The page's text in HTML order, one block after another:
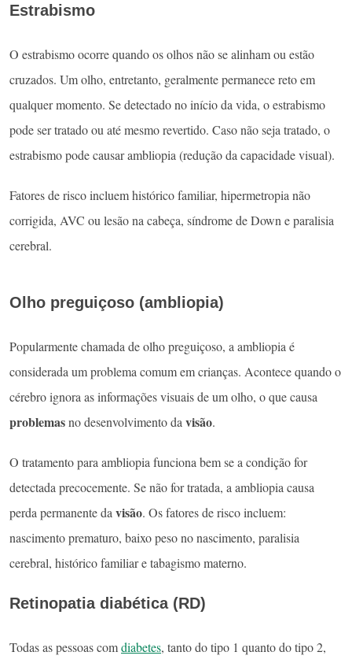
Estrabismo
O estrabismo ocorre quando os olhos não se alinham ou estão
cruzados. Um olho, entretanto, geralmente permanece reto em
qualquer momento. Se detectado no início da vida, o estrabismo
pode ser tratado ou até mesmo revertido. Caso não seja tratado, o
estrabismo pode causar ambliopia (redução da capacidade visual).
Fatores de risco incluem histórico familiar, hipermetropia não
corrigida, AVC ou lesão na cabeça, síndrome de Down e paralisia
cerebral.
Olho preguiçoso (ambliopia)
Popularmente chamada de olho preguiçoso, a ambliopia é
considerada um problema comum em crianças. Acontece quando o
cérebro ignora as informações visuais de um olho, o que causa
problemasno desenvolvimento da visão.
O tratamento para ambliopia funciona bem se a condição for
detectada precocemente. Se não for tratada, a ambliopia causa
perda permanente da visão. Os fatores de risco incluem:
nascimento prematuro, baixo peso no nascimento, paralisia
cerebral, histórico familiar e tabagismo materno.
Retinopatia diabética (RD)
Todas as pessoas comdiabetes, tanto do tipo 1 quanto do tipo 2,